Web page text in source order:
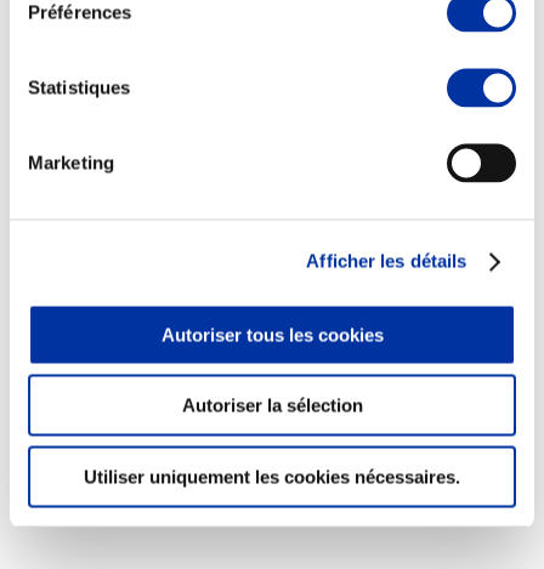
Préférences
Statistiques
Marketing
Afficher les détails
Autoriser tous les cookies
Autoriser la sélection
Utiliser uniquement les cookies nécessaires.
Abattoir
Partenaire Climat